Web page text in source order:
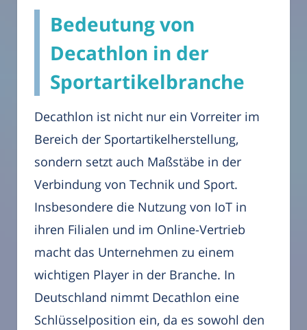
Bedeutung von
Decathlon in der
Sportartikelbranche
Decathlon ist nicht nur ein Vorreiter im
Bereich der Sportartikelherstellung,
sondern setzt auch Maßstäbe in der
Verbindung von Technik und Sport.
Insbesondere die Nutzung von IoT in
ihren Filialen und im Online-Vertrieb
macht das Unternehmen zu einem
wichtigen Player in der Branche. In
Deutschland nimmt Decathlon eine
Schlüsselposition ein, da es sowohl den